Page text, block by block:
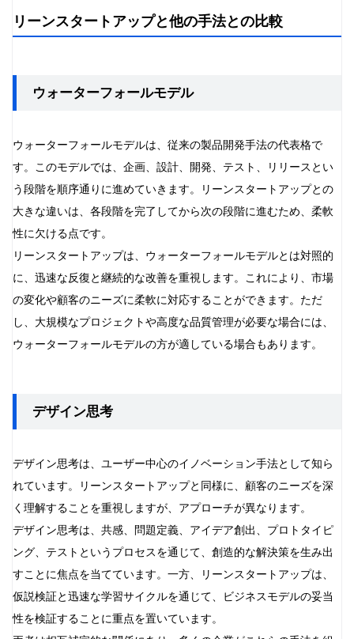
リーンスタートアップと他の手法との比較
ウォーターフォールモデル
ウォーターフォールモデルは、従来の製品開発手法の代表格で
す。このモデルでは、企画、設計、開発、テスト、リリースとい
う段階を順序通りに進めていきます。リーンスタートアップとの
大きな違いは、各段階を完了してから次の段階に進むため、柔軟
性に欠ける点です。
リーンスタートアップは、ウォーターフォールモデルとは対照的
に、迅速な反復と継続的な改善を重視します。これにより、市場
の変化や顧客のニーズに柔軟に対応することができます。ただ
し、大規模なプロジェクトや高度な品質管理が必要な場合には、
ウォーターフォールモデルの方が適している場合もあります。
デザイン思考
デザイン思考は、ユーザー中心のイノベーション手法として知ら
れています。リーンスタートアップと同様に、顧客のニーズを深
く理解することを重視しますが、アプローチが異なります。
デザイン思考は、共感、問題定義、アイデア創出、プロトタイピ
ング、テストというプロセスを通じて、創造的な解決策を生み出
すことに焦点を当てています。一方、リーンスタートアップは、
仮説検証と迅速な学習サイクルを通じて、ビジネスモデルの妥当
性を検証することに重点を置いています。